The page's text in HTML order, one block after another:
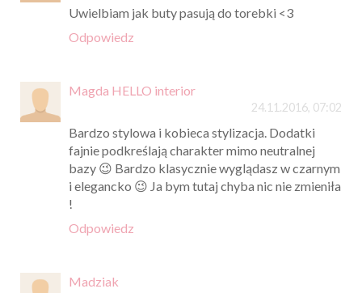
Uwielbiam jak buty pasują do torebki <3
Odpowiedz
Magda HELLO interior
24.11.2016, 07:02
Bardzo stylowa i kobieca stylizacja. Dodatki
fajnie podkreślają charakter mimo neutralnej
bazy 😉 Bardzo klasycznie wyglądasz w czarnym
i elegancko 😉 Ja bym tutaj chyba nic nie zmieniła
!
Odpowiedz
Madziak